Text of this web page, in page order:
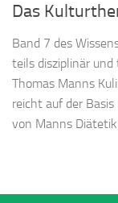
Das
Band 7 des
teils disziplinär
Thomas Manns
reicht auf der
von Manns Diätetik